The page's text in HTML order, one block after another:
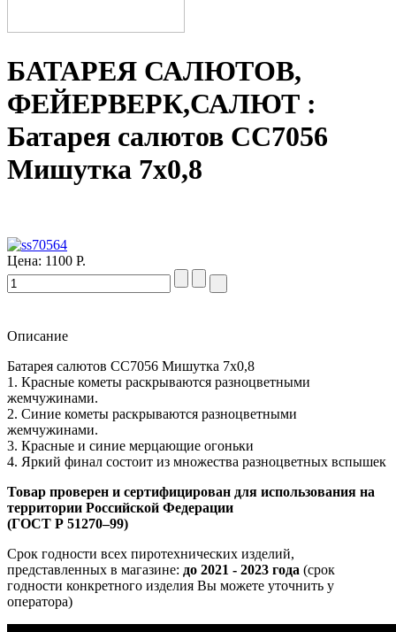
БАТАРЕЯ САЛЮТОВ,
ФЕЙЕРВЕРК,САЛЮТ :
Батарея салютов СС7056
Мишутка 7х0,8
Цена: 1100 Р.
Описание
Батарея салютов СС7056 Мишутка 7х0,8
1. Красные кометы раскрываются разноцветными
жемчужинами.
2. Синие кометы раскрываются разноцветными
жемчужинами.
3. Красные и синие мерцающие огоньки
4. Яркий финал состоит из множества разноцветных вспышек
Товар проверен и сертифицирован для использования на
территории Российской Федерации
(ГОСТ Р 51270–99)
Срок годности всех пиротехнических изделий,
представленных в магазине: до 2021 - 2023 года (срок
годности конкретного изделия Вы можете уточнить у
оператора)